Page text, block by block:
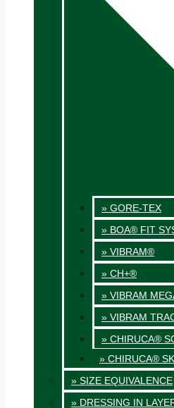
» GORE-TEX
» BOA® FIT
» VIBRAM®
» CH+®
» VIBRAM
» VIBRAM
» CHIRUCA®
» CHIRUCA®
» SIZE EQUIVALENCE
» DRESSING IN